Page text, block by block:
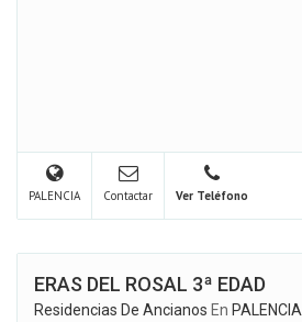
PALENCIA Contactar Ver Teléfono
ERAS DEL ROSAL 3ª EDAD
Residencias De Ancianos En PALENCIA